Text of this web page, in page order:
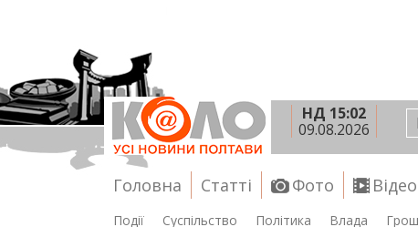
НД 15:02
09.08.2026
Головна Статті Фото Відео
Події Суспільство Політика Влада